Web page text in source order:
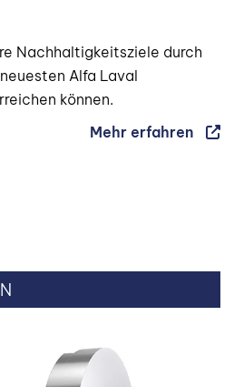
Nachhaltigkeitsziele durch
Alfa Laval
können.
Mehr erfahren